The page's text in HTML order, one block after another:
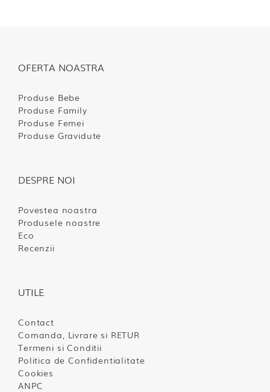
OFERTA NOASTRA
Produse Bebe
Produse Family
Produse Femei
Produse Gravidute
DESPRE NOI
Povestea noastra
Produsele noastre
Eco
Recenzii
UTILE
Contact
Comanda, Livrare si RETUR
Termeni si Conditii
Politica de Confidentialitate
Cookies
ANPC